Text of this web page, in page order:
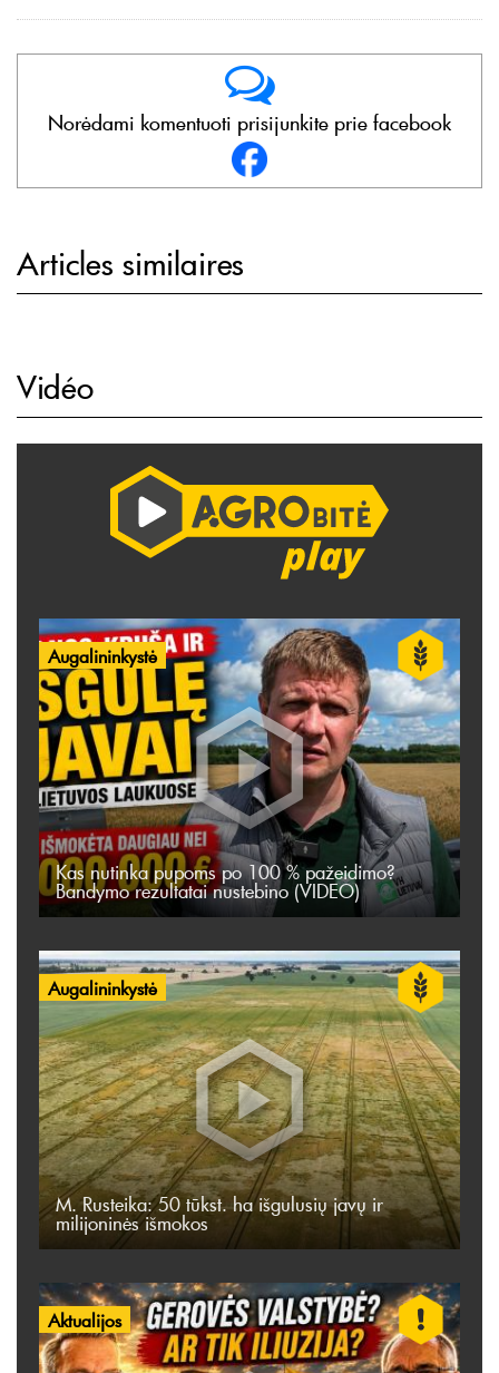
Norėdami komentuoti prisijunkite prie facebook
Articles similaires
Vidéo
Augalininkystė
Kas nutinka pupoms po 100 % pažeidimo?
Bandymo rezultatai nustebino (VIDEO)
Augalininkystė
M. Rusteika: 50 tūkst. ha išgulusių javų ir
milijoninės išmokos
Aktualijos